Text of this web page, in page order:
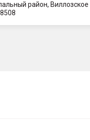
район, Виллозское